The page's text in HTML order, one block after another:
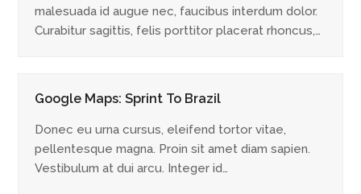
malesuada id augue nec, faucibus interdum dolor.
Curabitur sagittis, felis porttitor placerat rhoncus,…
Google Maps: Sprint To Brazil
Donec eu urna cursus, eleifend tortor vitae,
pellentesque magna. Proin sit amet diam sapien.
Vestibulum at dui arcu. Integer id…